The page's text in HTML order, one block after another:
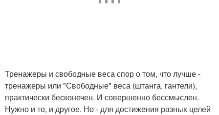
Тренажеры и свободные веса спор о том, что лучше -
тренажеры или "Свободные" веса (штанга, гантели),
практически бесконечен. И совершенно бессмыслен.
Нужно и то, и другое. Но - для достижения разных целей